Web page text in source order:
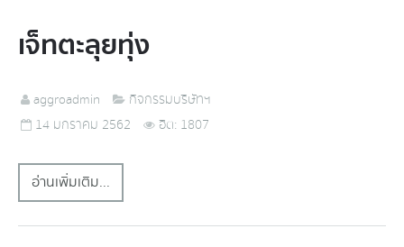
เจ็ทตะลุยทุ่ง
aggroadmin
กิจกรรมบริษัทฯ
14 มกราคม 2562
ฮิต: 1807
อ่านเพิ่มเติม...